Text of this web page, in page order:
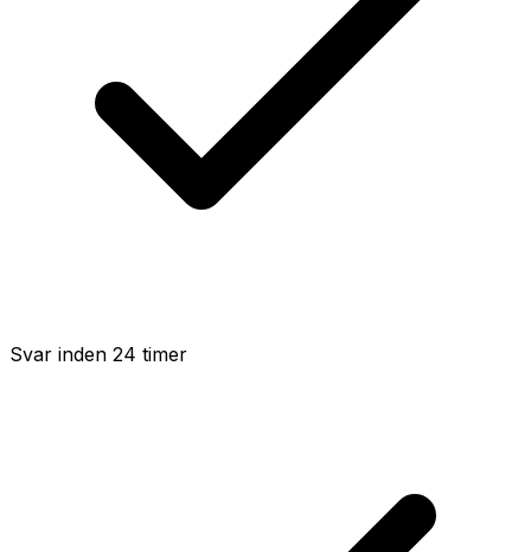
Svar inden 24 timer